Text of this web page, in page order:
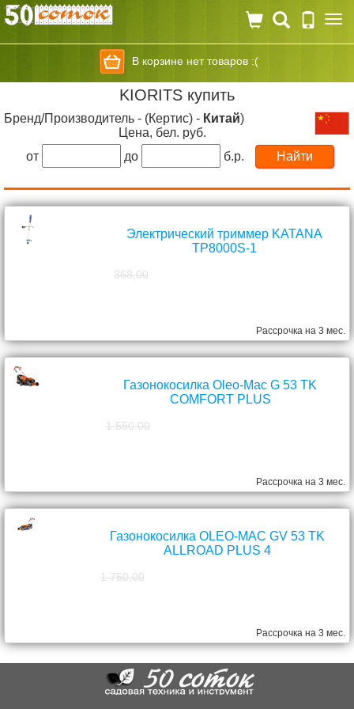
В корзине нет товаров :(
KIORITS купить
Бренд/Производитель - (Кертис) - Китай)
Цена, бел. руб.
от
до б.р.
Электрический триммер KATANA
TP8000S-1
368,00
Рассрочка на 3 мес.
Газонокосилка Oleo-Mac G 53 TK
COMFORT PLUS
1 550,00
Рассрочка на 3 мес.
Газонокосилка OLEO-MAC GV 53 TK
ALLROAD PLUS 4
1 750,00
Рассрочка на 3 мес.